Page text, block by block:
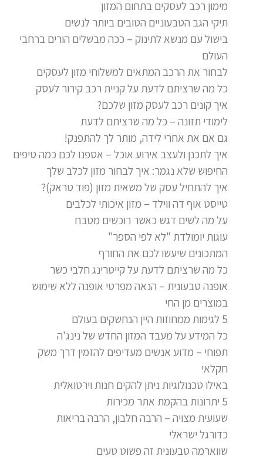
מימון רכב לעסקים בתחום המזון
תיקי הגב הטבעוניים הטובים ביותר לנשים
בישול עם מנשא לתינוק – ככה מבשלים הורים ברחבי
העולם
לבחור את הרכב המתאים למשלוחי מזון לעסקים
כל מה שרציתם לדעת על קניית רכב קירור לעסק
איך קונים רכב לעסק מזון שלכם?
לימודי תזונה – כל מה שרציתם לדעת
גם אם את אחרי לידה, מותר לך להתפנק!
איך לתכנן ולעצב אירוע אוכל – אספנו לכם כמה טיפים
החיפוש שלא נגמר: איך לבחור מזון לכלב שלך
איך להתחיל עסק של משאית מזון (פוד טראק)?
טייסט אוף דה ווילד – מזון איכותי לכלבים
על מה לשים דגש כאשר רוכשים מטבח
עוגות יומולדת "לא לפי הספר"
המתכונים שיעשו לכם את החורף
כל מה שרציתם לדעת על קייטרינג חלבי כשר
אופנה טבעונית – הנאה מפרטי אופנה ללא שימוש
במוצרים מן החי
5 לגימות ממחוזות היין הנחשקים בעולם
כל המידע על מעבד המזון החדש של נינג'ה
תפוחי – מדוע אנשים מעדיפים להזמין דרך משק
חקלאי
באילו טכנולוגיות ניתן להקים חנות וירטואלית
5 יתרונות בהקמת אתר מכירות
שעועית מצויה – הרבה חלבון, הרבה בריאות
כדורגל ישראלי
שווארמה טבעונית זה פשוט טעים